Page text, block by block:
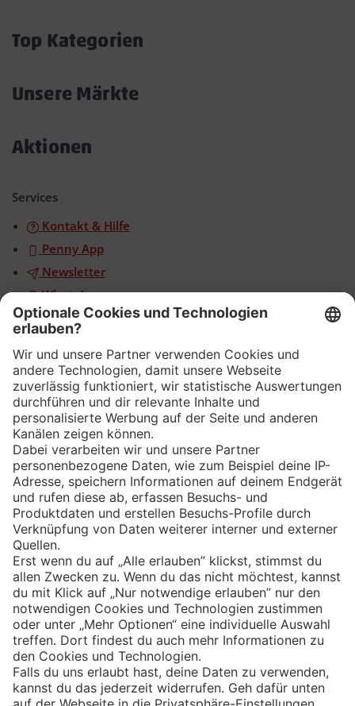
Top Kategorien
Unsere Märkte
Aktionen
Services
Kontakt & Hilfe
Penny App
Newsletter
WhatsApp
App
Eishockey
Impressum